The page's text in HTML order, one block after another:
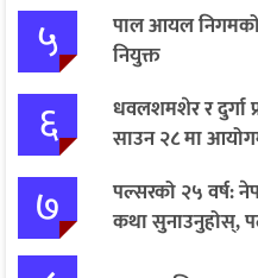
५
पाल आयल निगमको
नियुक्त
६
धवलशमशेर र दुर्गा
साउन २८ मा
७
पल्सरको २५ वर्ष:
कथा सुनाउनुहोस्,